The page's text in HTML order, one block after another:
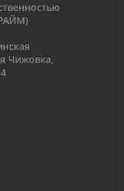
Чижовка,